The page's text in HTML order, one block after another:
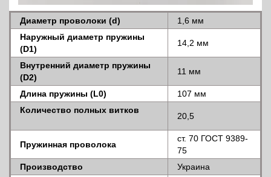
Диаметр проволоки (d)
1,6 мм
Наружный диаметр пружины
(D1)
14,2 мм
Внутренний диаметр пружины
(D2)
11 мм
Длина пружины (L0)
107 мм
Количество полных витков
20,5
Пружинная проволока
ст. 70 ГОСТ 9389-
75
Производство
Украина